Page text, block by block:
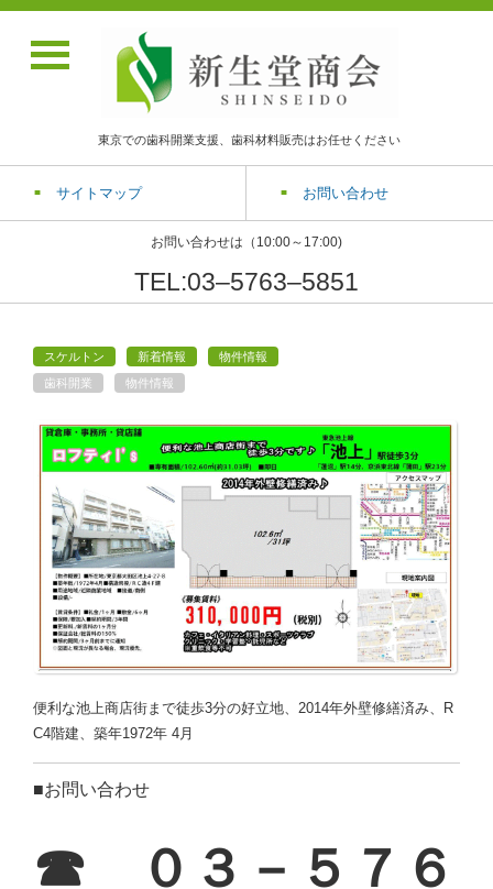
東京での歯科開業支援、歯科材料販売はお任せください
サイトマップ お問い合わせ
お問い合わせは（10:00～17:00)
TEL:03‒5763‒5851
スケルトン 新着情報
物件情報
歯科開業
物件情報
便利な池上商店街まで徒歩3分の好立地、2014年外壁修繕済み、R
C4階建、築年1972年 4月
■お問い合わせ
☎ ０３－５７６